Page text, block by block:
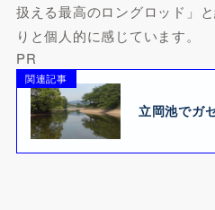
扱える最高のロングロッド」
りと個人的に感じています。
PR
関連記事
立岡池でガ